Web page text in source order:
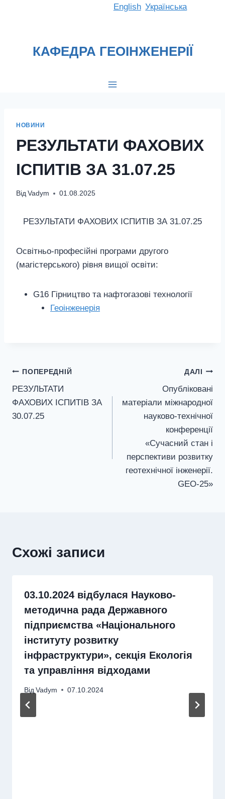
English Українська
КАФЕДРА ГЕОІНЖЕНЕРІЇ
НОВИНИ
РЕЗУЛЬТАТИ ФАХОВИХ
ІСПИТІВ ЗА 31.07.25
Від Vadym 01.08.2025
РЕЗУЛЬТАТИ ФАХОВИХ ІСПИТІВ ЗА 31.07.25
Освітньо-професійні програми другого
(магістерського) рівня вищої освіти:
G16 Гірництво та нафтогазові технології
Геоінженерія
Навігація
записів
ПОПЕРЕДНІЙ
РЕЗУЛЬТАТИ
ФАХОВИХ ІСПИТІВ ЗА
30.07.25
ДАЛІ
Опубліковані
матеріали міжнародної
науково-технічної
конференції
«Сучасний стан і
перспективи розвитку
геотехнічної інженерії.
GEO-25»
Схожі записи
03.10.2024 відбулася Науково-
методична рада Державного
підприємства «Національного
інституту розвитку
інфраструктури», секція Екологія
та управління відходами
Від Vadym 07.10.2024